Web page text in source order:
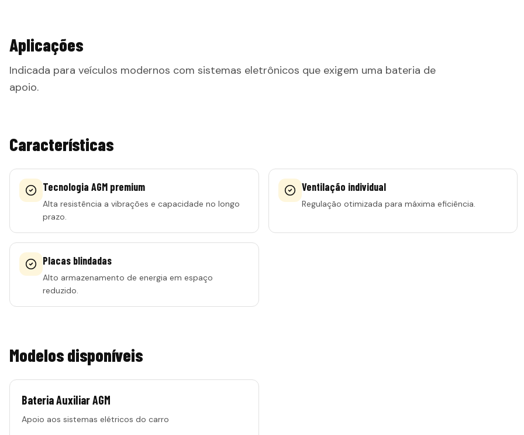
Aplicações
Indicada para veículos modernos com sistemas eletrônicos que exigem uma bateria de
apoio.
Características
Tecnologia AGM premium
Alta resistência a vibrações e capacidade no longo
prazo.
Ventilação individual
Regulação otimizada para máxima eficiência.
Placas blindadas
Alto armazenamento de energia em espaço
reduzido.
Modelos disponíveis
Bateria Auxiliar AGM
Apoio aos sistemas elétricos do carro